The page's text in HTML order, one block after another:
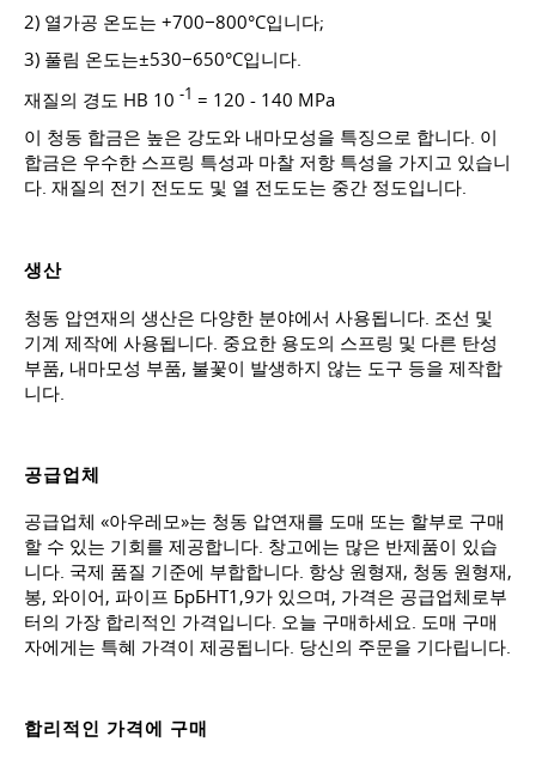
2) 열가공 온도는 +700−800°C입니다;
3) 풀림 온도는±530−650°C입니다.
재질의 경도 HB 10 -1 = 120 - 140 MPa
이 청동 합금은 높은 강도와 내마모성을 특징으로 합니다. 이
합금은 우수한 스프링 특성과 마찰 저항 특성을 가지고 있습니
다. 재질의 전기 전도도 및 열 전도도는 중간 정도입니다.
생산
청동 압연재의 생산은 다양한 분야에서 사용됩니다. 조선 및
기계 제작에 사용됩니다. 중요한 용도의 스프링 및 다른 탄성
부품, 내마모성 부품, 불꽃이 발생하지 않는 도구 등을 제작합
니다.
공급업체
공급업체 «아우레모»는 청동 압연재를 도매 또는 할부로 구매
할 수 있는 기회를 제공합니다. 창고에는 많은 반제품이 있습
니다. 국제 품질 기준에 부합합니다. 항상 원형재, 청동 원형재,
봉, 와이어, 파이프 БрБНТ1,9가 있으며, 가격은 공급업체로부
터의 가장 합리적인 가격입니다. 오늘 구매하세요. 도매 구매
자에게는 특혜 가격이 제공됩니다. 당신의 주문을 기다립니다.
합리적인 가격에 구매